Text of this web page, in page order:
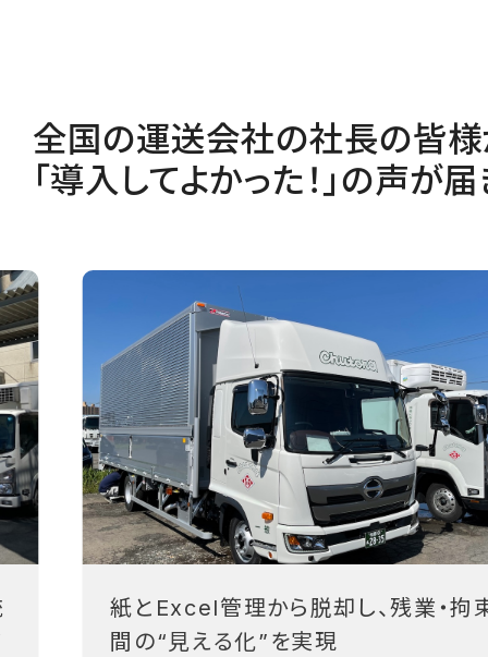
全国の運送会社の社長の皆様
「導入してよかった！」の声が
紙とExcel管理から脱却し、残業・拘
間の“見える化”を実現